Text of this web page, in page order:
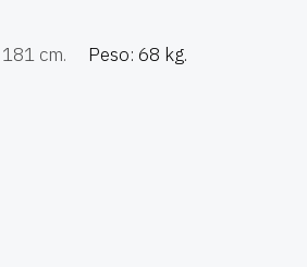
181 cm. Peso: 68 kg.